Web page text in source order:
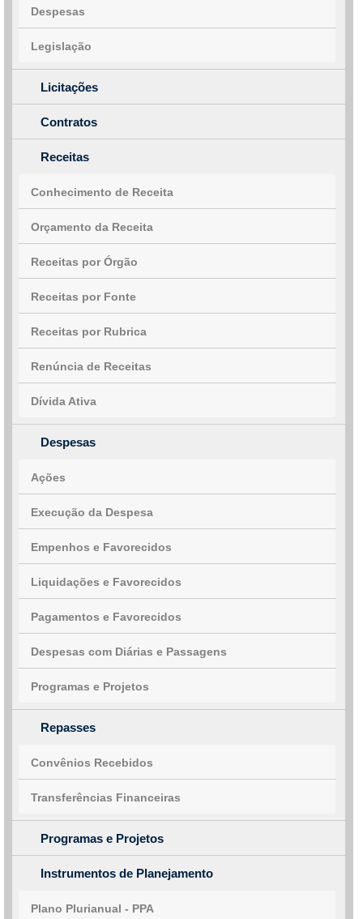
Despesas
Legislação
Licitações
Contratos
Receitas
Conhecimento de Receita
Orçamento da Receita
Receitas por Órgão
Receitas por Fonte
Receitas por Rubrica
Renúncia de Receitas
Dívida Ativa
Despesas
Ações
Execução da Despesa
Empenhos e Favorecidos
Liquidações e Favorecidos
Pagamentos e Favorecidos
Despesas com Diárias e Passagens
Programas e Projetos
Repasses
Convênios Recebidos
Transferências Financeiras
Programas e Projetos
Instrumentos de Planejamento
Plano Plurianual - PPA